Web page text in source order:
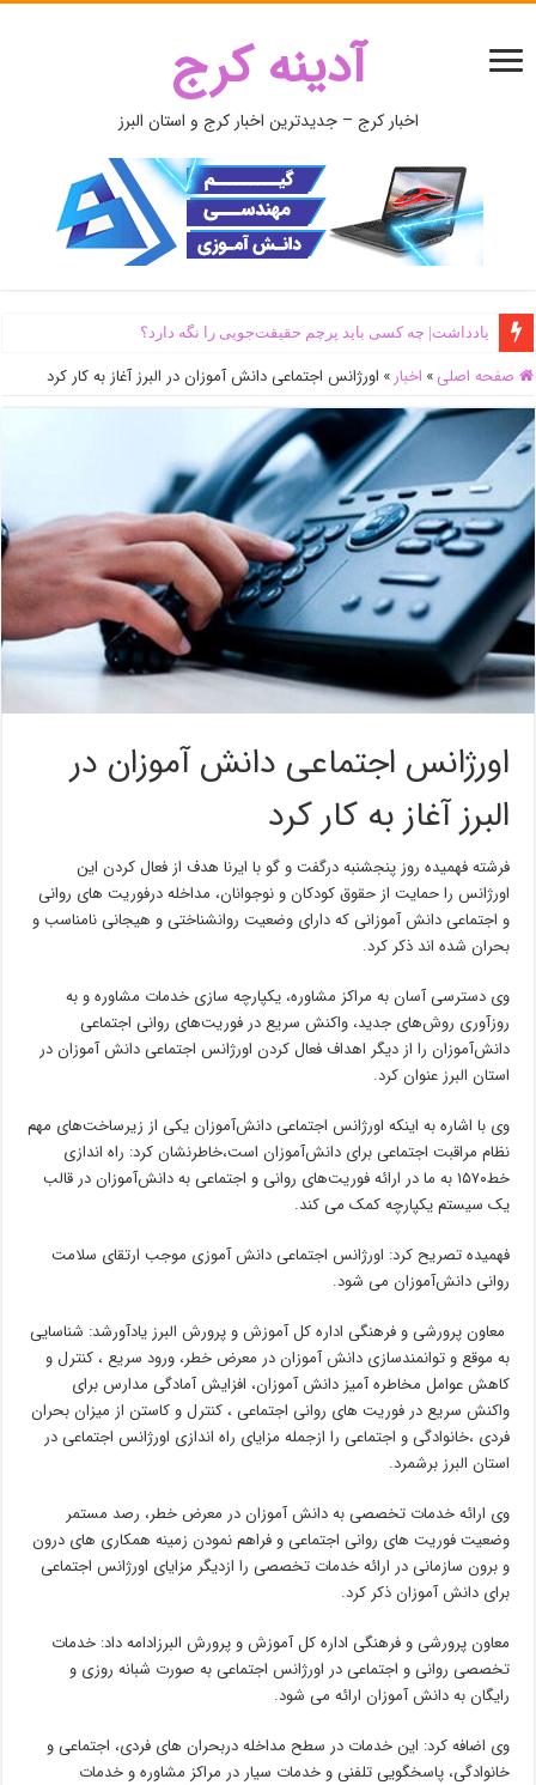
آدینه کرج
اخبار کرج – جدیدترین اخبار کرج و استان البرز
یادداشت| ‌چه کسی باید پرچم حقیقت‌جویی را نگه دارد؟
صفحه اصلی » اخبار » اورژانس اجتماعی دانش آموزان در البرز آغاز به کار کرد
اورژانس اجتماعی دانش آموزان در
البرز آغاز به کار کرد
فرشته فهمیده روز پنجشنبه درگفت و گو با ایرنا هدف از فعال کردن این
اورژانس را حمایت از حقوق کودکان و نوجوانان، مداخله درفوریت های روانی
و اجتماعی دانش آموزانی که دارای وضعیت روانشناختی و هیجانی نامناسب و
بحران شده اند ذکر کرد.
وی دسترسی آسان به مراکز مشاوره، یکپارچه سازی خدمات مشاوره و به
روزآوری روش‌های جدید، واکنش سریع در فوریت‌های روانی اجتماعی
دانش‌آموزان را از دیگر اهداف فعال کردن اورژانس اجتماعی دانش آموزان در
استان البرز عنوان کرد.
وی با اشاره به اینکه اورژانس اجتماعی دانش‌آموزان یکی از زیرساخت‌های مهم
نظام مراقبت اجتماعی برای دانش‌آموزان است،خاطرنشان کرد: راه اندازی
خط۱۵۷۰ به ما در ارائه فوریت‌های روانی و اجتماعی به دانش‌آموزان در قالب
یک سیستم یکپارچه کمک می کند.
فهمیده تصریح کرد: اورژانس اجتماعی دانش آموزی موجب ارتقای سلامت
روانی دانش‌آموزان می شود.
معاون پرورشی و فرهنگی اداره کل آموزش و پرورش البرز یادآورشد: شناسایی
به موقع و توانمندسازی دانش آموزان در معرض خطر، ورود سریع ، کنترل و
کاهش عوامل مخاطره آمیز دانش آموزان، افزایش آمادگی مدارس برای
واکنش سریع در فوریت های روانی اجتماعی ، کنترل و کاستن از میزان بحران
فردی ،خانوادگی و اجتماعی را ازجمله مزایای راه اندازی اورژانس اجتماعی در
استان البرز برشمرد.
وی ارائه خدمات تخصصی به دانش آموزان در معرض خطر، رصد مستمر
وضعیت فوریت های روانی اجتماعی و فراهم نمودن زمینه همکاری های درون
و برون سازمانی در ارائه خدمات تخصصی را ازدیگر مزایای اورژانس اجتماعی
برای دانش آموزان ذکر کرد.
معاون پرورشی و فرهنگی اداره کل آموزش و پرورش البرزادامه داد: خدمات
تخصصی روانی و اجتماعی در اورژانس اجتماعی به صورت شبانه روزی و
رایگان به دانش آموزان ارائه می شود.
وی اضافه کرد: این خدمات در سطح مداخله دربحران های فردی، اجتماعی و
خانوادگی، پاسخگویی تلفنی و خدمات سیار در مراکز مشاوره و خدمات